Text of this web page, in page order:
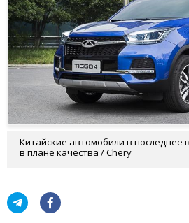
Китайские автомобили в последнее
в плане качества / Chery